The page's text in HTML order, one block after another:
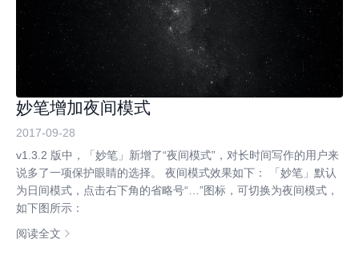
妙笔增加夜间模式
2017-09-28
v1.3.2 版中，「妙笔」新增了“夜间模式”，对长时间写作的用户来
说多了一项保护眼睛的选择。 夜间模式效果如下： 「妙笔」默认
为日间模式，点击右下角的省略号“…”图标，可切换为夜间模式，
如下图所示：
阅读全文